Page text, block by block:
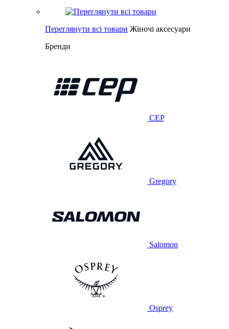
Переглянути всі товари Жіночі аксесуари
Бренди
CEP
Gregory
Salomon
Osprey